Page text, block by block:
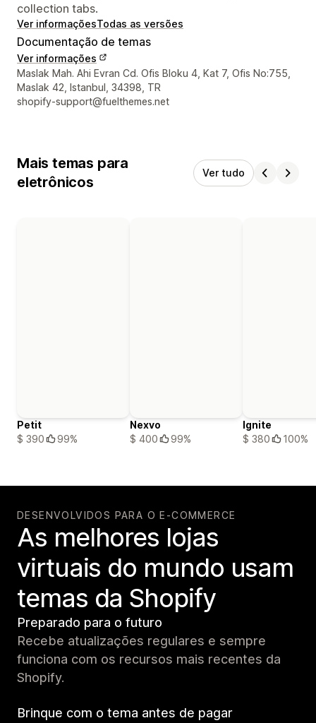
collection tabs.
Ver informaçõesTodas as versões
Documentação de temas
Ver informações
Informações de contato do designer
Maslak Mah. Ahi Evran Cd. Ofis Bloku 4, Kat 7, Ofis No:755,
Maslak 42, Istanbul, 34398, TR
shopify-support@fuelthemes.net
Mais temas para
eletrônicos
Ver tudo
Petit
$ 390
99%
Nexvo
$ 400
99%
Ignite
$ 380
100%
DESENVOLVIDOS PARA O E-COMMERCE
As melhores lojas
virtuais do mundo usam
temas da Shopify
Preparado para o futuro
Recebe atualizações regulares e sempre
funciona com os recursos mais recentes da
Shopify.
Brinque com o tema antes de pagar